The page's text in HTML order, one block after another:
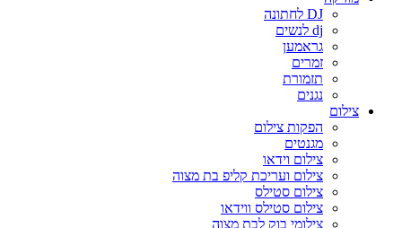
DJ לחתונה
dj לנשים
גראמען
זמרים
תזמורת
נגנים
צילום
הפקות צילום
מגנטים
צילום וידאו
צילום ועריכת קליפ בת מצוה
צילום סטילס
צילום סטילס ווידאו
צילומי בוק לבת מצוה